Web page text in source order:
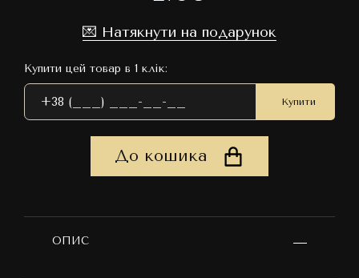
💌 Натякнути на подарунок
Купити цей товар в 1 клік:
Купити
До кошика
ОПИС